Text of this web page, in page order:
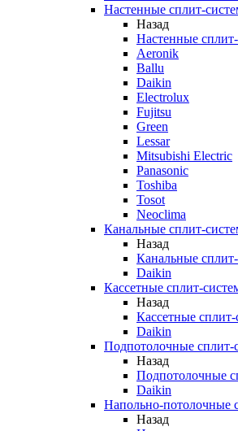
Настенные сплит-
Назад
Настенные
Aeronik
Ballu
Daikin
Electrolux
Fujitsu
Green
Lessar
Mitsubishi Electric
Panasonic
Toshiba
Tosot
Neoclima
Канальные сплит-
Назад
Канальные
Daikin
Кассетные сплит-
Назад
Кассетные
Daikin
Подпотолочные сплит-
Назад
Подпотолочные
Daikin
Напольно-потолочные
Назад